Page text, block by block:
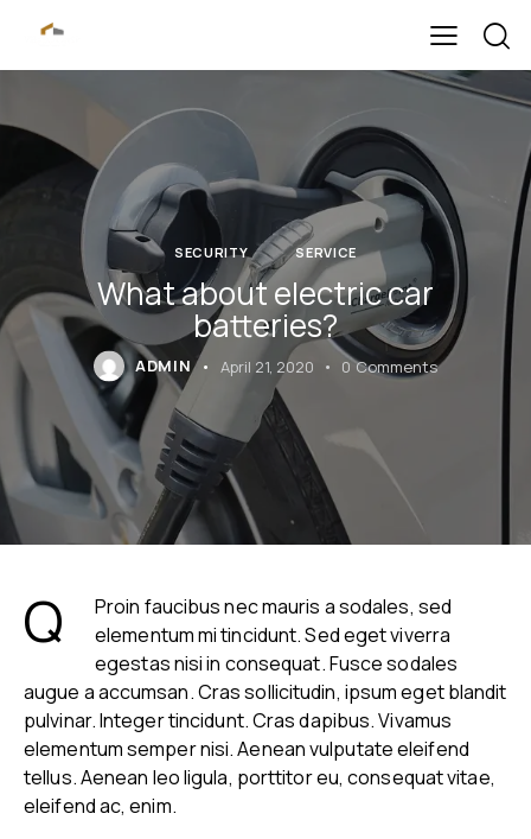
SECURITY SERVICE
What about electric car
batteries?
ADMIN April 21, 2020 0 Comments
Q
Proin faucibus nec mauris a sodales, sed
elementum mi tincidunt. Sed eget viverra
egestas nisi in consequat. Fusce sodales
augue a accumsan. Cras sollicitudin, ipsum eget blandit
pulvinar. Integer tincidunt. Cras dapibus. Vivamus
elementum semper nisi. Aenean vulputate eleifend
tellus. Aenean leo ligula, porttitor eu, consequat vitae,
eleifend ac, enim.